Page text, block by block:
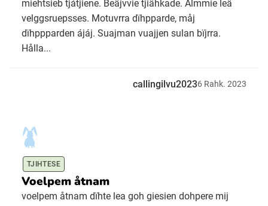
miehtsieb tjátjiene. Beäjvvie tjiähkade. Almmie leä
velggsruepsses. Motuvrra dïhpparde, måj
dïhppparden ájáj. Suajman vuajjen sulan bïjrra.
Hålla...
callingilvu20236 Rahk. 2023
TJIHTESE
Voelpem åtnam
voelpem åtnam dïhte lea goh giesien dohpere mij